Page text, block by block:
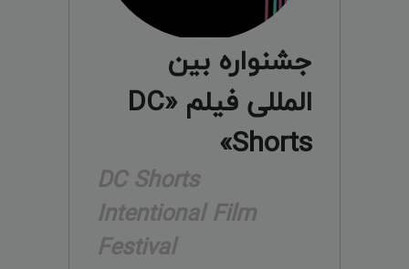
جشنواره بین
المللی فیلم «DC
Shorts»
DC Shorts
Intentional Film
Festival